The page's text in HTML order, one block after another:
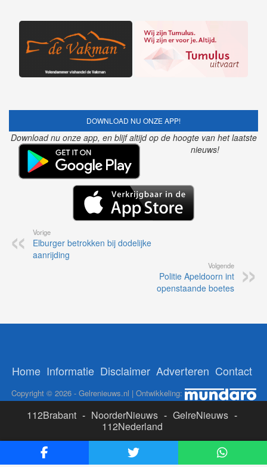
DOWNLOAD NU ONZE APP!
Download nu onze app, en blijf altijd op de hoogte van het laatste
nieuws!
Vorige
Elburger betrokken bij dodelijke
aanrijding
Volgende
Politie Apeldoorn int
openstaande boetes
Home Informatie Disclaimer Adverteren Contact
Copyright © 2026 - Gelrenieuws.nl | Ontwikkeling:
112Brabant - NoorderNieuws - GelreNieuws -
112Nederland
ADS: